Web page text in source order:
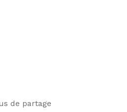
de partage